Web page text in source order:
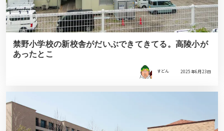
禁野小学校の新校舎がだいぶできてきてる。高陵小が
あったとこ
すどん 2025年6月23日